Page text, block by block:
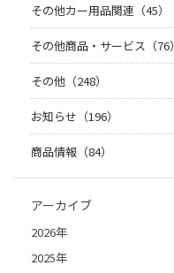
その他カー用品関連（45）
その他商品・サービス（76）
その他（248）
お知らせ（196）
商品情報（84）
アーカイブ
2026年
2025年